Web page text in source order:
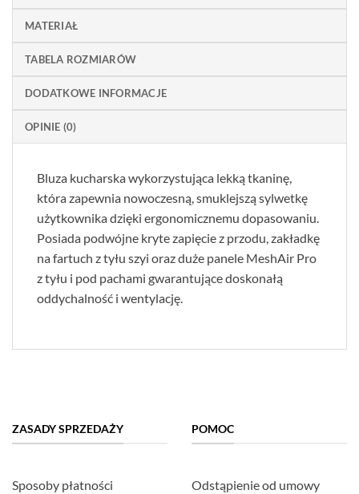
MATERIAŁ
TABELA ROZMIARÓW
DODATKOWE INFORMACJE
OPINIE (0)
Bluza kucharska wykorzystująca lekką tkaninę,
która zapewnia nowoczesną, smuklejszą sylwetkę
użytkownika dzięki ergonomicznemu dopasowaniu.
Posiada podwójne kryte zapięcie z przodu, zakładkę
na fartuch z tyłu szyi oraz duże panele MeshAir Pro
z tyłu i pod pachami gwarantujące doskonałą
oddychalność i wentylację.
ZASADY SPRZEDAŻY
Sposoby płatności
POMOC
Odstąpienie od umowy